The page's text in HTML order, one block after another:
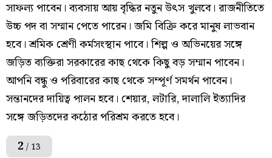
সাফল্য পাবেন। ব্যবসায় আয় বৃদ্ধির নতুন উৎস খুলবে। রাজনীতিতে
উচ্চ পদ বা সম্মান পেতে পারেন। জমি বিক্রি করে মানুষ লাভবান
হবে। শ্রমিক শ্রেণী কর্মসংস্থান পাবে। শিল্প ও অভিনয়ের সঙ্গে
জড়িত ব্যক্তিরা সরকারের কাছ থেকে কিছু বড় সম্মান পাবেন।
আপনি বন্ধু ও পরিবারের কাছ থেকে সম্পূর্ণ সমর্থন পাবেন।
সন্তানদের দায়িত্ব পালন হবে। শেয়ার, লটারি, দালালি ইত্যাদির
সঙ্গে জড়িতদের কঠোর পরিশ্রম করতে হবে।
2 / 13